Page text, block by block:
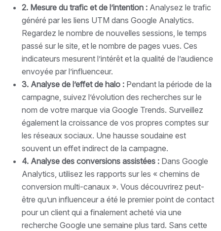
2. Mesure du trafic et de l’intention : Analysez le trafic
généré par les liens UTM dans Google Analytics.
Regardez le nombre de nouvelles sessions, le temps
passé sur le site, et le nombre de pages vues. Ces
indicateurs mesurent l’intérêt et la qualité de l’audience
envoyée par l’influenceur.
3. Analyse de l’effet de halo : Pendant la période de la
campagne, suivez l’évolution des recherches sur le
nom de votre marque via Google Trends. Surveillez
également la croissance de vos propres comptes sur
les réseaux sociaux. Une hausse soudaine est
souvent un effet indirect de la campagne.
4. Analyse des conversions assistées : Dans Google
Analytics, utilisez les rapports sur les « chemins de
conversion multi-canaux ». Vous découvrirez peut-
être qu’un influenceur a été le premier point de contact
pour un client qui a finalement acheté via une
recherche Google une semaine plus tard. Sans cette